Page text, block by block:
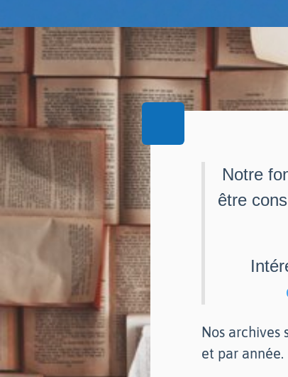
Notre
être
Nos archives
et par année.